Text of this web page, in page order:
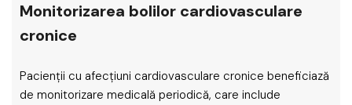
Monitorizarea bolilor cardiovasculare
cronice
Pacienții cu afecțiuni cardiovasculare cronice beneficiază
de monitorizare medicală periodică, care include